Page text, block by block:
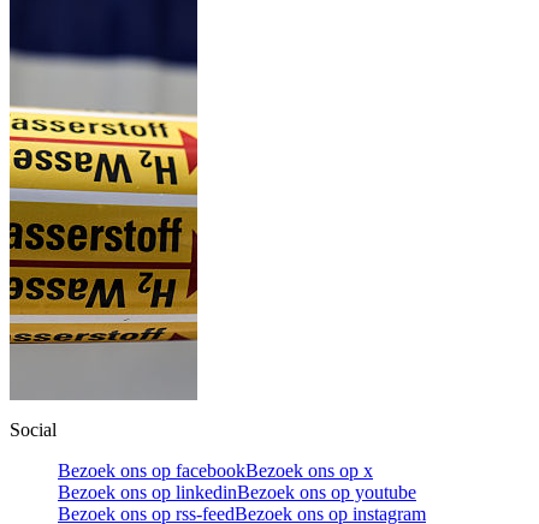
Social
Bezoek ons op facebookBezoek ons op x
Bezoek ons op linkedinBezoek ons op youtube
Bezoek ons op rss-feedBezoek ons op instagram